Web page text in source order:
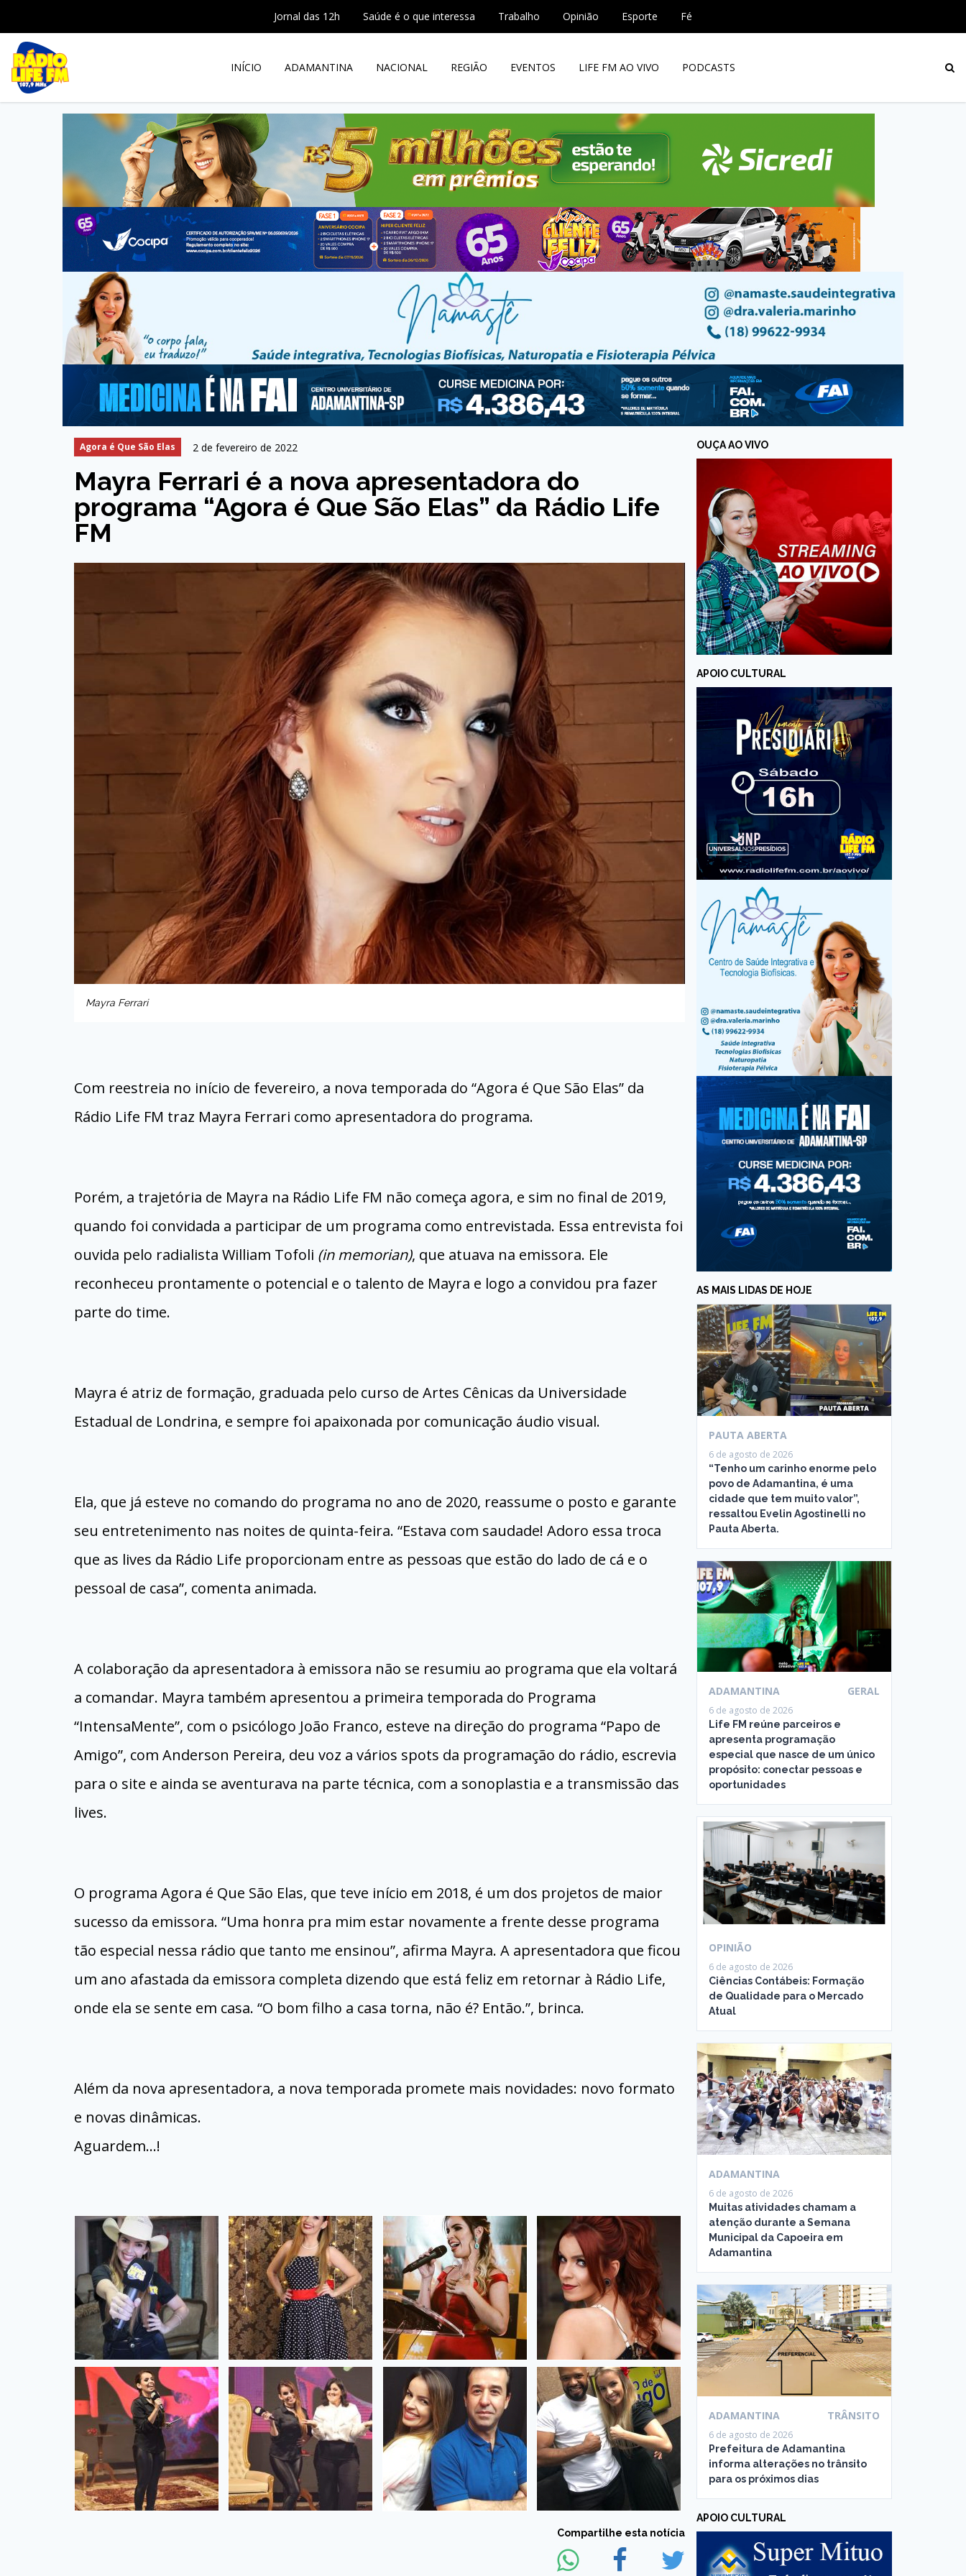
Jornal das 12h Saúde é o que interessa Trabalho Opinião Esporte Fé
INÍCIO ADAMANTINA NACIONAL REGIÃO EVENTOS LIFE FM AO VIVO PODCASTS
Agora é Que São Elas 2 de fevereiro de 2022
Mayra Ferrari é a nova apresentadora do
programa “Agora é Que São Elas” da Rádio Life
FM
Mayra Ferrari
Com reestreia no início de fevereiro, a nova temporada do “Agora é Que São Elas” da
Rádio Life FM traz Mayra Ferrari como apresentadora do programa.
Porém, a trajetória de Mayra na Rádio Life FM não começa agora, e sim no final de 2019,
quando foi convidada a participar de um programa como entrevistada. Essa entrevista foi
ouvida pelo radialista William Tofoli (in memorian), que atuava na emissora. Ele
reconheceu prontamente o potencial e o talento de Mayra e logo a convidou pra fazer
parte do time.
Mayra é atriz de formação, graduada pelo curso de Artes Cênicas da Universidade
Estadual de Londrina, e sempre foi apaixonada por comunicação áudio visual.
Ela, que já esteve no comando do programa no ano de 2020, reassume o posto e garante
seu entretenimento nas noites de quinta-feira. “Estava com saudade! Adoro essa troca
que as lives da Rádio Life proporcionam entre as pessoas que estão do lado de cá e o
pessoal de casa”, comenta animada.
A colaboração da apresentadora à emissora não se resumiu ao programa que ela voltará
a comandar. Mayra também apresentou a primeira temporada do Programa
“IntensaMente”, com o psicólogo João Franco, esteve na direção do programa “Papo de
Amigo”, com Anderson Pereira, deu voz a vários spots da programação do rádio, escrevia
para o site e ainda se aventurava na parte técnica, com a sonoplastia e a transmissão das
lives.
O programa Agora é Que São Elas, que teve início em 2018, é um dos projetos de maior
sucesso da emissora. “Uma honra pra mim estar novamente a frente desse programa
tão especial nessa rádio que tanto me ensinou”, afirma Mayra. A apresentadora que ficou
um ano afastada da emissora completa dizendo que está feliz em retornar à Rádio Life,
onde ela se sente em casa. “O bom filho a casa torna, não é? Então.”, brinca.
Além da nova apresentadora, a nova temporada promete mais novidades: novo formato
e novas dinâmicas.
Aguardem…!
Compartilhe esta notícia
OUÇA AO VIVO
APOIO CULTURAL
AS MAIS LIDAS DE HOJE
PAUTA ABERTA
6 de agosto de 2026
“Tenho um carinho enorme pelo
povo de Adamantina, é uma
cidade que tem muito valor”,
ressaltou Evelin Agostinelli no
Pauta Aberta.
ADAMANTINA GERAL
6 de agosto de 2026
Life FM reúne parceiros e
apresenta programação
especial que nasce de um único
propósito: conectar pessoas e
oportunidades
OPINIÃO
6 de agosto de 2026
Ciências Contábeis: Formação
de Qualidade para o Mercado
Atual
ADAMANTINA
6 de agosto de 2026
Muitas atividades chamam a
atenção durante a Semana
Municipal da Capoeira em
Adamantina
ADAMANTINA TRÂNSITO
6 de agosto de 2026
Prefeitura de Adamantina
informa alterações no trânsito
para os próximos dias
APOIO CULTURAL